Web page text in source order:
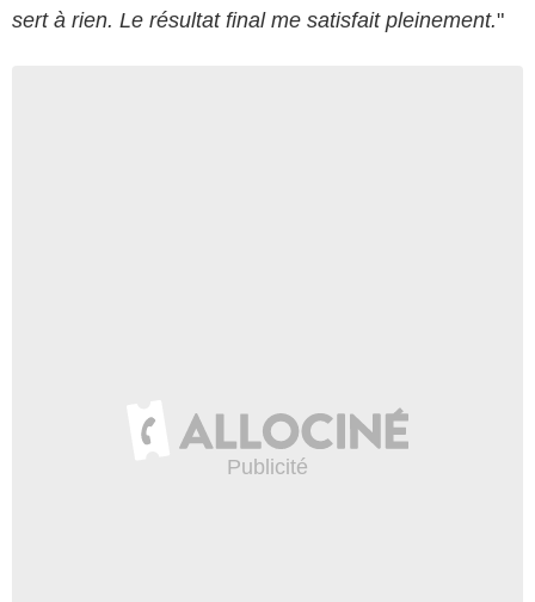
sert à rien. Le résultat final me satisfait pleinement."